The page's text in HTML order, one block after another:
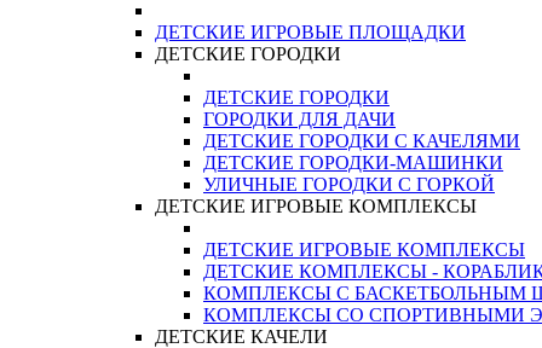
ДЕТСКИЕ ИГРОВЫЕ ПЛОЩАДКИ
ДЕТСКИЕ ГОРОДКИ
ДЕТСКИЕ ГОРОДКИ
ГОРОДКИ ДЛЯ ДАЧИ
ДЕТСКИЕ ГОРОДКИ С КАЧЕЛЯМИ
ДЕТСКИЕ ГОРОДКИ-МАШИНКИ
УЛИЧНЫЕ ГОРОДКИ С ГОРКОЙ
ДЕТСКИЕ ИГРОВЫЕ КОМПЛЕКСЫ
ДЕТСКИЕ ИГРОВЫЕ КОМПЛЕКСЫ
ДЕТСКИЕ КОМПЛЕКСЫ -
КОМПЛЕКСЫ С БАСКЕТБОЛЬНЫМ
КОМПЛЕКСЫ СО СПОРТИВНЫМИ
ДЕТСКИЕ КАЧЕЛИ